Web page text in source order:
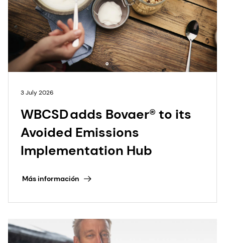
3 July 2026
WBCSD adds Bovaer® to its
Avoided Emissions
Implementation Hub
Más información